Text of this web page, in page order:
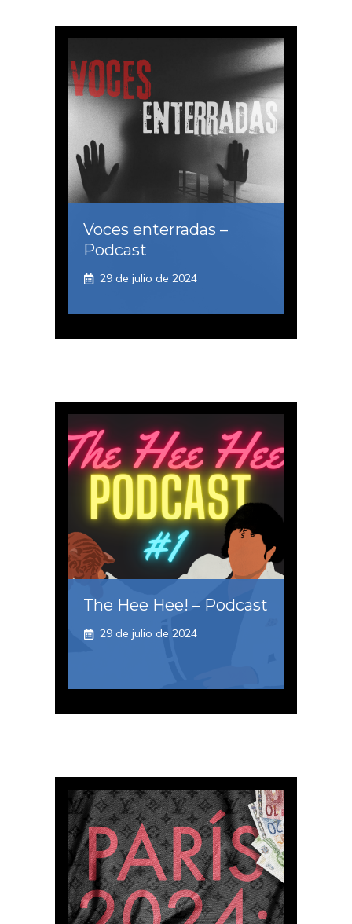
Voces enterradas –
Podcast
29 de julio de 2024
The Hee Hee! – Podcast
29 de julio de 2024